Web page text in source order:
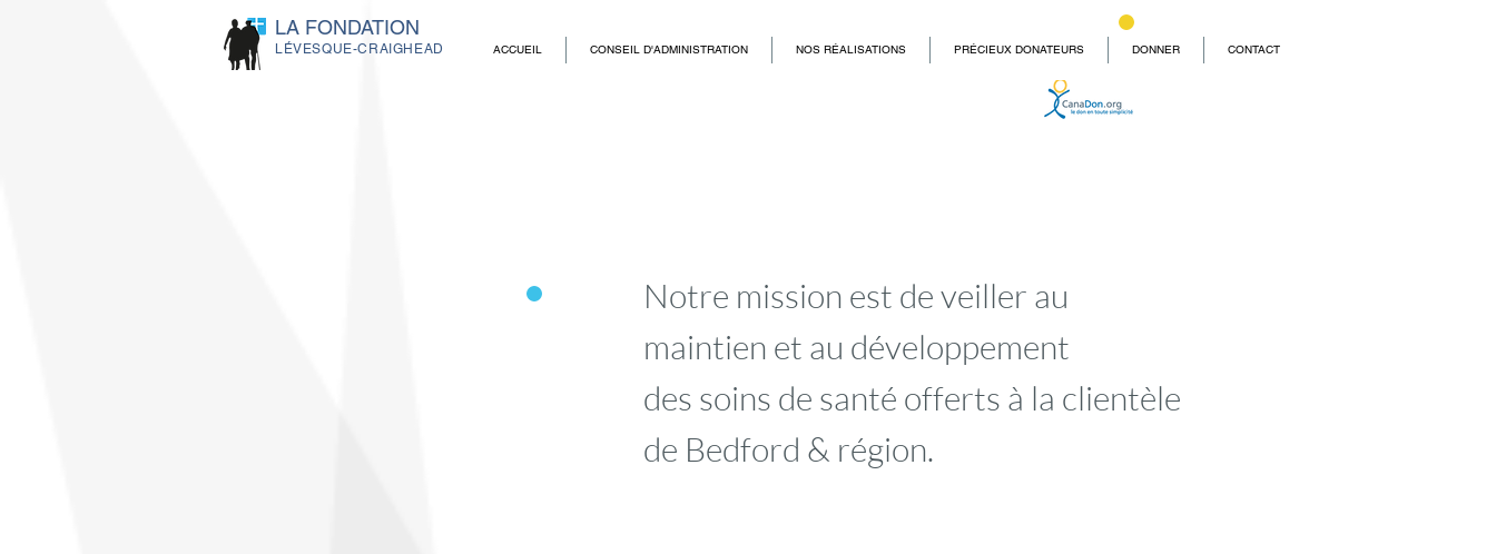
LA FONDATION
LÉVESQUE-CRAIGHEAD ACCUEIL CONSEIL D'ADMINISTRATION NOS RÉALISATIONS PRÉCIEUX DONATEURS DONNER CONTACT
Notre mission est de veiller au
maintien et au développement
des soins de santé offerts à la clientèle
de Bedford & région.